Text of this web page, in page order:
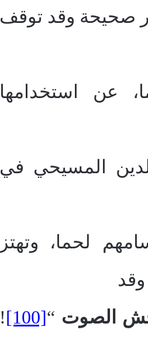
صحيحة وقد توقف
عن استخدامها
المسيحي في
لحما، وتهتز
الصوت “
[100]
!